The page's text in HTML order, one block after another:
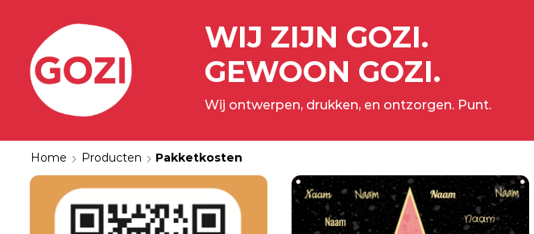
WIJ ZIJN GOZI.
GEWOON GOZI.
Wij ontwerpen, drukken, en ontzorgen. Punt.
Home Producten Pakketkosten